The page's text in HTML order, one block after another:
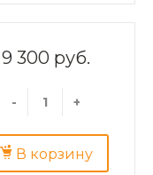
9 300 руб.
- +
В корзину